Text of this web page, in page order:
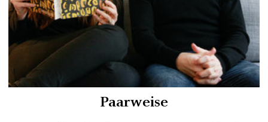
Paarweise